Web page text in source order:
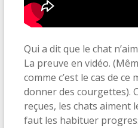
Qui a dit que le chat
La preuve en vidéo.
comme c’est le cas de
donner des courgettes).
reçues, les chats aiment
faut les habituer